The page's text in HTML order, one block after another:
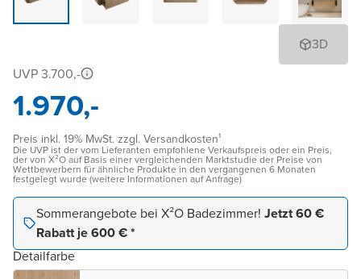
3D
UVP 3.700,-
1.970,-
Preis inkl. 19% MwSt. zzgl. Versandkosten¹
Die UVP ist der vom Lieferanten empfohlene Verkaufspreis oder ein Preis,
der von X²O auf Basis einer vergleichenden Marktstudie der Preise von
Wettbewerbern für ähnliche Produkte in den vergangenen 6 Monaten
festgelegt wurde (weitere Informationen auf Anfrage)
Sommerangebote bei X²O Badezimmer! Jetzt 60 €
Rabatt je 600 € *
Detailfarbe